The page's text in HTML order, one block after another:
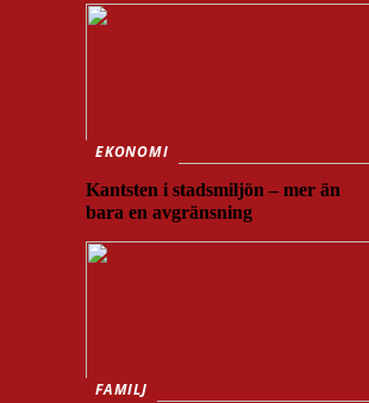
EKONOMI
Kantsten i stadsmiljön – mer än
bara en avgränsning
FAMILJ